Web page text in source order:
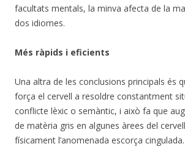
facultats mentals, la minva afecta de la
dos idiomes.
Més ràpids i eficients
Una altra de les conclusions principals és
força el cervell a resoldre constantment
conflicte lèxic o semàntic, i això fa que
de matèria gris en algunes àrees del
físicament l’anomenada escorça cingulada.